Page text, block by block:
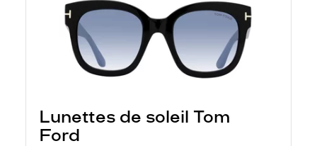
Lunettes de soleil Tom
Ford